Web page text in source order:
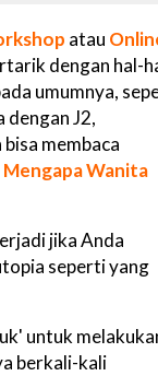
atau
dengan hal-
umumnya,
dengan J2,
membaca
Mengapa Wanita
jika Anda
seperti yang
untuk
berkali-kali